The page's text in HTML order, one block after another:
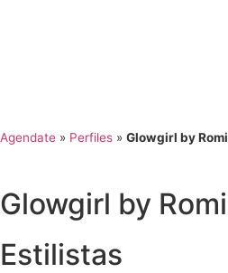
Agendate » Perfiles » Glowgirl by Romi
Glowgirl by Romi
Estilistas